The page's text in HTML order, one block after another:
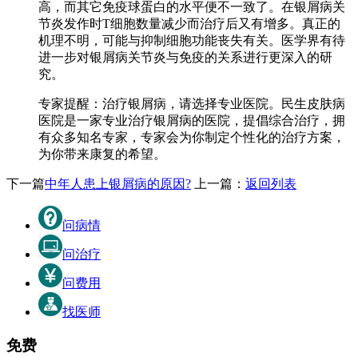
高，而其它免疫球蛋白的水平便不一致了。在银屑病关
节炎发作时T细胞数量减少而治疗后又有增多。真正的
机理不明，可能与抑制细胞功能丧失有关。医学界有待
进一步对银屑病关节炎与免疫的关系进行更深入的研
究。
专家提醒：治疗银屑病，请选择专业医院。民生皮肤病
医院是一家专业治疗银屑病的医院，提倡综合治疗，拥
有众多知名专家，专家会为你制定个性化的治疗方案，
为你带来康复的希望。
下一篇中年人患上银屑病的原因? 上一篇： 返回列表
问病情
问治疗
问费用
找医师
免费